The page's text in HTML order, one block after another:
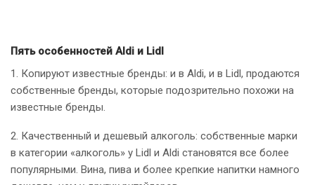
Пять особенностей Aldi и Lidl
1. Копируют известные бренды: и в Aldi, и в Lidl, продаются
собственные бренды, которые подозрительно похожи на
известные бренды.
2. Качественный и дешевый алкоголь: собственные марки
в категории «алкоголь» у Lidl и Aldi становятся все более
популярными. Вина, пива и более крепкие напитки намного